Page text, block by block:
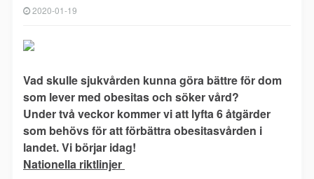
2020-01-19
Vad skulle sjukvården kunna göra bättre för dom
som lever med obesitas och söker vård?
Under två veckor kommer vi att lyfta 6 åtgärder
som behövs för att förbättra obesitasvården i
landet. Vi börjar idag!
Nationella riktlinjer